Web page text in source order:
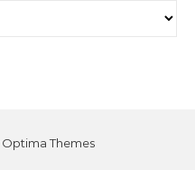
Optima Themes